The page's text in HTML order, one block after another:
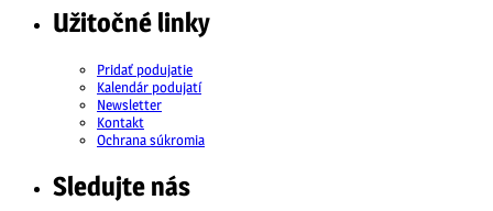
Užitočné linky
Pridať podujatie
Kalendár podujatí
Newsletter
Kontakt
Ochrana súkromia
Sledujte nás